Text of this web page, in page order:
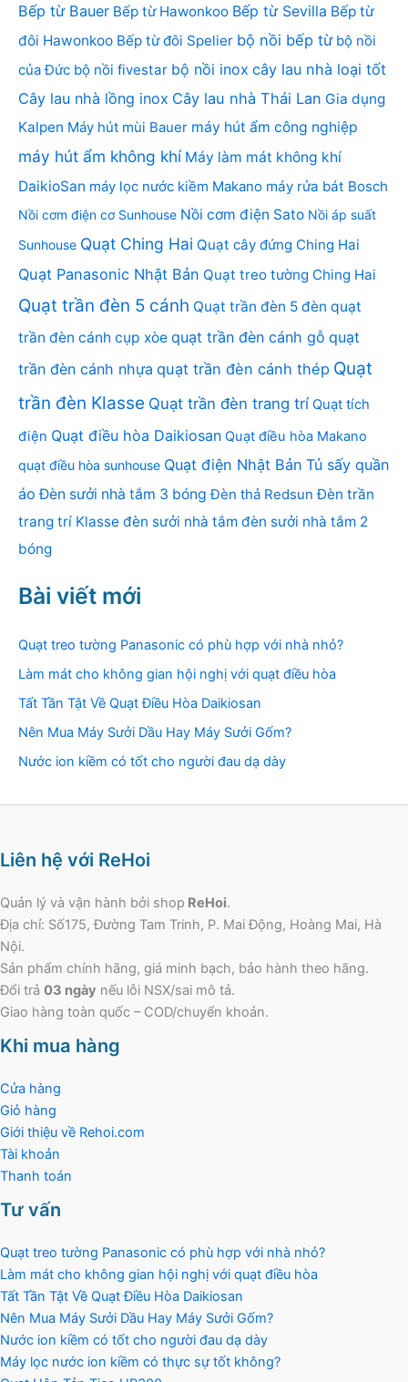
Bếp từ Bauer Bếp từ Hawonkoo Bếp từ Sevilla Bếp từ
đôi Hawonkoo Bếp từ đôi Spelier bộ nồi bếp từ bộ nồi
của Đức bộ nồi fivestar bộ nồi inox cây lau nhà loại tốt
Cây lau nhà lồng inox Cây lau nhà Thái Lan Gia dụng
Kalpen Máy hút mùi Bauer máy hút ẩm công nghiệp
máy hút ẩm không khí Máy làm mát không khí
DaikioSan máy lọc nước kiềm Makano máy rửa bát Bosch
Nồi cơm điện cơ Sunhouse Nồi cơm điện Sato Nồi áp suất
Sunhouse Quạt Ching Hai Quạt cây đứng Ching Hai
Quạt Panasonic Nhật Bản Quạt treo tường Ching Hai
Quạt trần đèn 5 cánh Quạt trần đèn 5 đèn quạt
trần đèn cánh cụp xòe quạt trần đèn cánh gỗ quạt
trần đèn cánh nhựa quạt trần đèn cánh thép Quạt
trần đèn Klasse Quạt trần đèn trang trí Quạt tích
điện Quạt điều hòa Daikiosan Quạt điều hòa Makano
quạt điều hòa sunhouse Quạt điện Nhật Bản Tủ sấy quần
áo Đèn sưởi nhà tắm 3 bóng Đèn thả Redsun Đèn trần
trang trí Klasse đèn sưởi nhà tắm đèn sưởi nhà tắm 2
bóng
Bài viết mới
Quạt treo tường Panasonic có phù hợp với nhà nhỏ?
Làm mát cho không gian hội nghị với quạt điều hòa
Tất Tần Tật Về Quạt Điều Hòa Daikiosan
Nên Mua Máy Sưởi Dầu Hay Máy Sưởi Gốm?
Nước ion kiềm có tốt cho người đau dạ dày
Liên hệ với ReHoi
Quản lý và vận hành bởi shop ReHoi.
Địa chỉ: Số175, Đường Tam Trinh, P. Mai Động, Hoàng Mai, Hà
Nội.
Sản phẩm chính hãng, giá minh bạch, bảo hành theo hãng.
Đổi trả 03 ngày nếu lỗi NSX/sai mô tả.
Giao hàng toàn quốc – COD/chuyển khoản.
Khi mua hàng
Cửa hàng
Giỏ hàng
Giới thiệu về Rehoi.com
Tài khoản
Thanh toán
Tư vấn
Quạt treo tường Panasonic có phù hợp với nhà nhỏ?
Làm mát cho không gian hội nghị với quạt điều hòa
Tất Tần Tật Về Quạt Điều Hòa Daikiosan
Nên Mua Máy Sưởi Dầu Hay Máy Sưởi Gốm?
Nước ion kiềm có tốt cho người đau dạ dày
Máy lọc nước ion kiềm có thực sự tốt không?